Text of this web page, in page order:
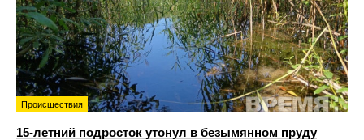
Происшествия
15-летний подросток утонул в безымянном пруду